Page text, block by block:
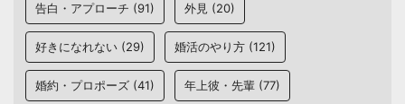
告白・アプローチ (91) 外見 (20)
好きになれない (29) 婚活のやり方 (121)
婚約・プロポーズ (41) 年上彼・先輩 (77)